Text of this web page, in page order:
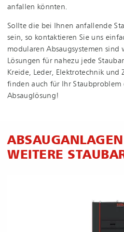
anfallen könnten.
Sollte die bei Ihnen anfallende
sein, so kontaktieren Sie uns
modularen Absaugsystemen sind
Lösungen für nahezu jede
Kreide, Leder, Elektrotechnik und
finden auch für Ihr Staubproblem
Absauglösung!
WEITERE